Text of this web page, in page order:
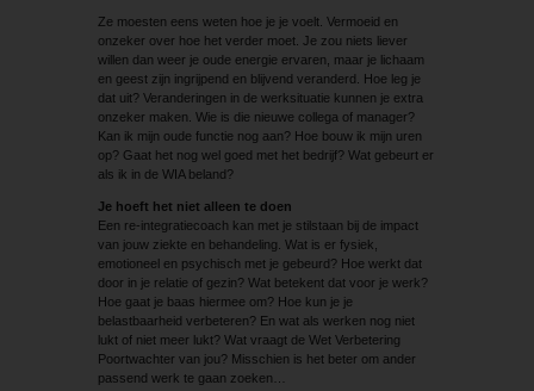
Ze moesten eens weten hoe je je voelt. Vermoeid en
onzeker over hoe het verder moet. Je zou niets liever
willen dan weer je oude energie ervaren, maar je lichaam
en geest zijn ingrijpend en blijvend veranderd. Hoe leg je
dat uit? Veranderingen in de werksituatie kunnen je extra
onzeker maken. Wie is die nieuwe collega of manager?
Kan ik mijn oude functie nog aan? Hoe bouw ik mijn uren
op? Gaat het nog wel goed met het bedrijf? Wat gebeurt er
als ik in de WIA beland?
Je hoeft het niet alleen te doen
Een re-integratiecoach kan met je stilstaan bij de impact
van jouw ziekte en behandeling. Wat is er fysiek,
emotioneel en psychisch met je gebeurd? Hoe werkt dat
door in je relatie of gezin? Wat betekent dat voor je werk?
Hoe gaat je baas hiermee om? Hoe kun je je
belastbaarheid verbeteren? En wat als werken nog niet
lukt of niet meer lukt? Wat vraagt de Wet Verbetering
Poortwachter van jou? ­Misschien is het beter om ander
passend werk te gaan zoeken…